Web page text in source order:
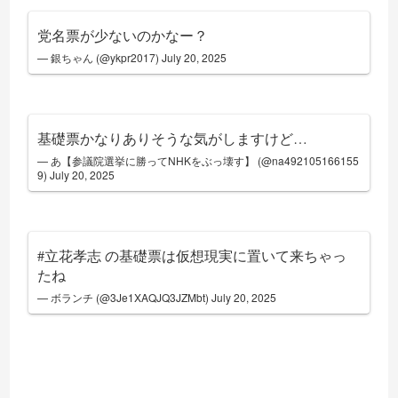
党名票が少ないのかなー？
— 銀ちゃん (@ykpr2017)July 20, 2025
基礎票かなりありそうな気がしますけど…
— あ【参議院選挙に勝ってNHKをぶっ壊す】 (@na492105166155
9)July 20, 2025
#立花孝志の基礎票は仮想現実に置いて来ちゃっ
たね
— ボランチ (@3Je1XAQJQ3JZMbt)July 20, 2025